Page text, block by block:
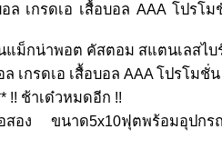
ล เกรดเอ เสื้อบอล AAA โปรโ
นแม็กน่าพอต คัสตอม สแตนเลสไบ
เกรดเอ เสื้อบอล AAA โปรโมชั่
!! ช้าเด๋วหมดอีก !!
สอง ขนาด5x10ฟุตพร้อมอุปก